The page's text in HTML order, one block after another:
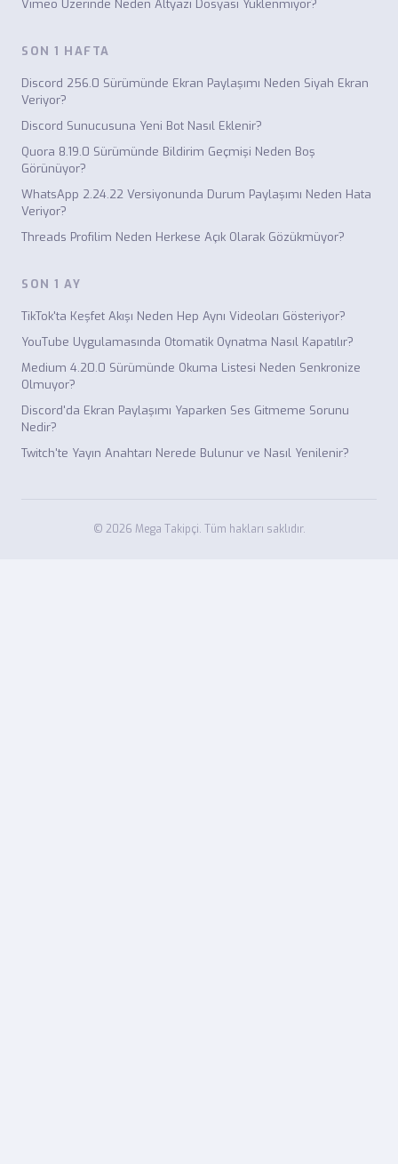
Vimeo Üzerinde Neden Altyazı Dosyası Yüklenmiyor?
SON 1 HAFTA
Discord 256.0 Sürümünde Ekran Paylaşımı Neden Siyah Ekran
Veriyor?
Discord Sunucusuna Yeni Bot Nasıl Eklenir?
Quora 8.19.0 Sürümünde Bildirim Geçmişi Neden Boş
Görünüyor?
WhatsApp 2.24.22 Versiyonunda Durum Paylaşımı Neden Hata
Veriyor?
Threads Profilim Neden Herkese Açık Olarak Gözükmüyor?
SON 1 AY
TikTok'ta Keşfet Akışı Neden Hep Aynı Videoları Gösteriyor?
YouTube Uygulamasında Otomatik Oynatma Nasıl Kapatılır?
Medium 4.20.0 Sürümünde Okuma Listesi Neden Senkronize
Olmuyor?
Discord'da Ekran Paylaşımı Yaparken Ses Gitmeme Sorunu
Nedir?
Twitch'te Yayın Anahtarı Nerede Bulunur ve Nasıl Yenilenir?
© 2026 Mega Takipçi. Tüm hakları saklıdır.